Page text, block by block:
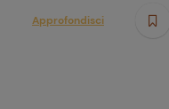
Approfondisci